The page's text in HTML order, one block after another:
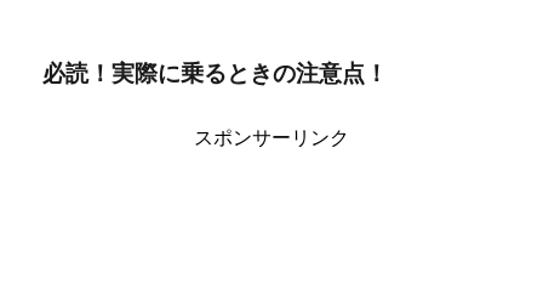
必読！実際に乗るときの注意点！
スポンサーリンク